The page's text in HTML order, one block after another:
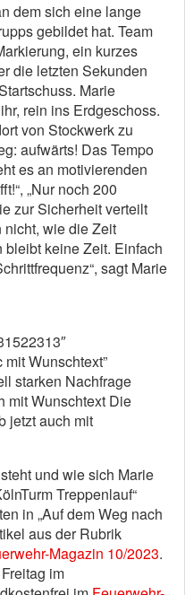
dem sich eine lange
gebildet hat. Team
ein kurzes
die letzten Sekunden
Marie
rein ins Erdgeschoss.
von Stockwerk zu
aufwärts! Das Tempo
es an motivierenden
„Nur noch 200
zur Sicherheit verteilt
nicht, wie die Zeit
keine Zeit. Einfach
sagt Marie
Wunschtext”
starken Nachfrage
mit Wunschtext Die
jetzt auch mit
und wie sich Marie
Treppenlauf“
in „Auf dem Weg nach
aus der Rubrik
Magazin 10/2023.
im